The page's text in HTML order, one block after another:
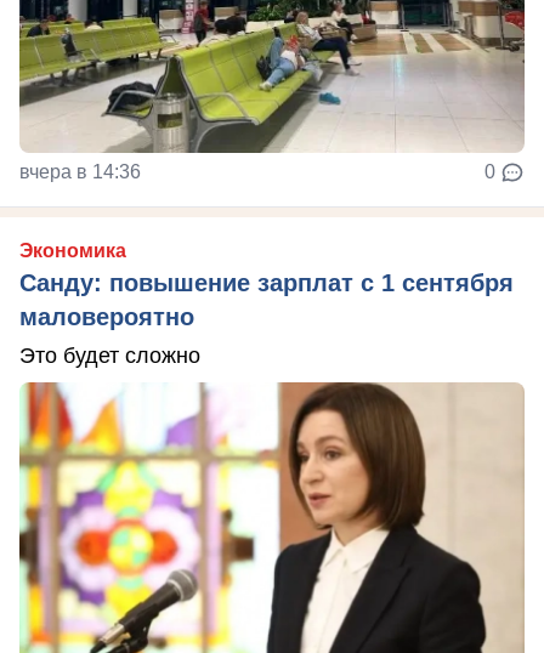
вчера в 14:36 0
Экономика
Санду: повышение зарплат с 1 сентября
маловероятно
Это будет сложно